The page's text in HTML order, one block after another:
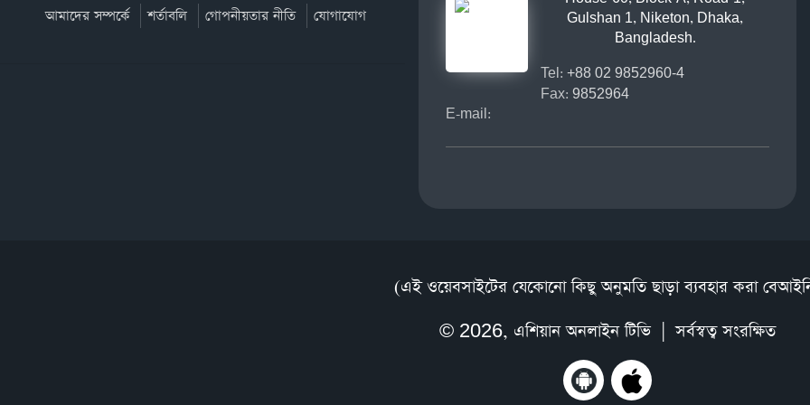
আমাদের সম্পর্কে শর্তাবলি গোপনীয়তার নীতি যোগাযোগ
Gulshan 1, Niketon, Dhaka,
Bangladesh.
Tel: +88 02 9852960-4
Fax: 9852964
E-mail:
(এই ওয়েবসাইটের যেকোনো কিছু অনুমতি ছাড়া ব্যবহার করা
© 2026, এশিয়ান অনলাইন টিভি| সর্বস্বত্ব সংরক্ষিত